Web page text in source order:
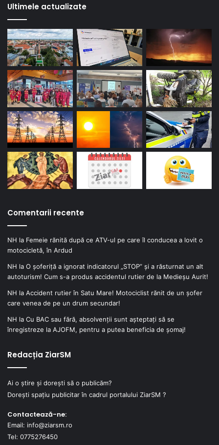
Ultimele actualizate
Comentarii recente
NH la Femeie rănită după ce ATV-ul pe care îl conducea a lovit o
motocicletă, în Ardud
NH la O șoferiță a ignorat indicatorul „STOP” și a răsturnat un alt
autoturism! Cum s-a produs accidentul rutier de la Medieșu Aurit!
NH la Accident rutier în Satu Mare! Motociclist rănit de un șofer
care venea de pe un drum secundar!
NH la Cu BAC sau fără, absolvenții sunt așteptați să se
înregistreze la AJOFM, pentru a putea beneficia de șomaj!
Redacția ZiarSM
Ai o știre și dorești să o publicăm?
Dorești spațiu publicitar în cadrul portalului ZiarSM ?
Contactează-ne:
Email: info@ziarsm.ro
Tel: 0775276450